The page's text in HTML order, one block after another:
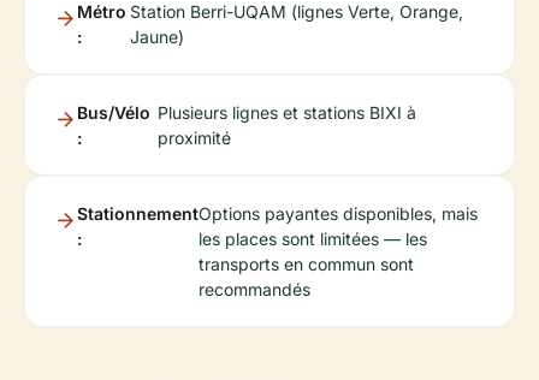
Métro
:
Station Berri-UQAM (lignes Verte, Orange,
Jaune)
Bus/Vélo
:
Plusieurs lignes et stations BIXI à
proximité
Stationnement
:
Options payantes disponibles, mais
les places sont limitées — les
transports en commun sont
recommandés